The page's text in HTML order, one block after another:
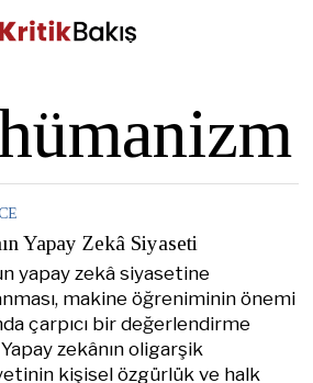
Yapay Zekâ Siyaseti
yapay zekâ siyasetine
makine öğreniminin önemi
çarpıcı bir değerlendirme
zekânın oligarşik
kişisel özgürlük ve halk